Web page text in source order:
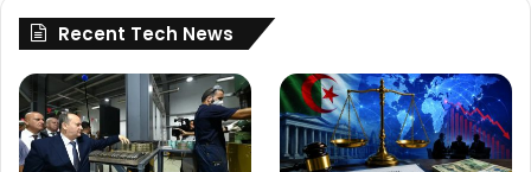
Recent Tech News